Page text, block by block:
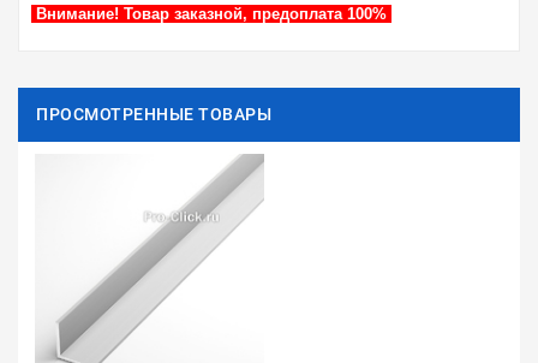
Внимание! Товар заказной, предоплата 100%
ПРОСМОТРЕННЫЕ ТОВАРЫ